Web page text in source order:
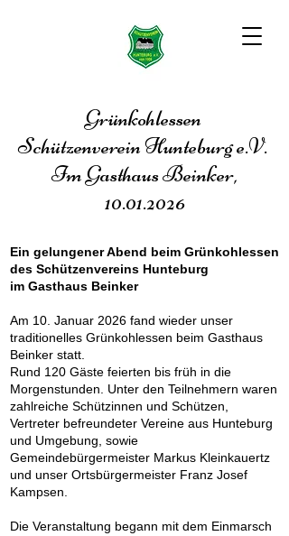
Grünkohlessen
Schützenverein Hunteburg e.V.
Im Gasthaus Beinker,
10.01.2026
Ein gelungener Abend beim Grünkohlessen
des Schützenvereins Hunteburg
im Gasthaus Beinker
Am 10. Januar 2026 fand wieder unser
traditionelles Grünkohlessen beim Gasthaus
Beinker statt.
Rund 120 Gäste feierten bis früh in die
Morgenstunden. Unter den Teilnehmern waren
zahlreiche Schützinnen und Schützen,
Vertreter befreundeter Vereine aus Hunteburg
und Umgebung, sowie
Gemeindebürgermeister Markus Kleinkauertz
und unser Ortsbürgermeister Franz Josef
Kampsen.
Die Veranstaltung begann mit dem Einmarsch